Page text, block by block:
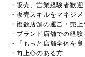
・販売、営業経験者歓迎
・販売スキルをマネジ
・複数店舗の運営・売
・ブランド店舗での経
・「もっと店舗全体を
・向上心のある方